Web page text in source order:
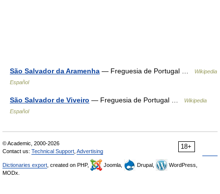
São Salvador da Aramenha — Freguesia de Portugal …
Wikipedia
Español
São Salvador de Viveiro — Freguesia de Portugal …
Wikipedia
Español
18+
© Academic, 2000-2026
Contact us: Technical Support Advertising
Dictionaries export , created on PHP, Joomla, Drupal,
WordPress,
MODx.